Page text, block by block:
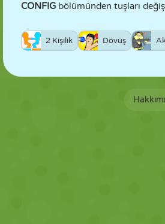
CONFIG bölümünden tuşları
2 Kişilik Dövüş